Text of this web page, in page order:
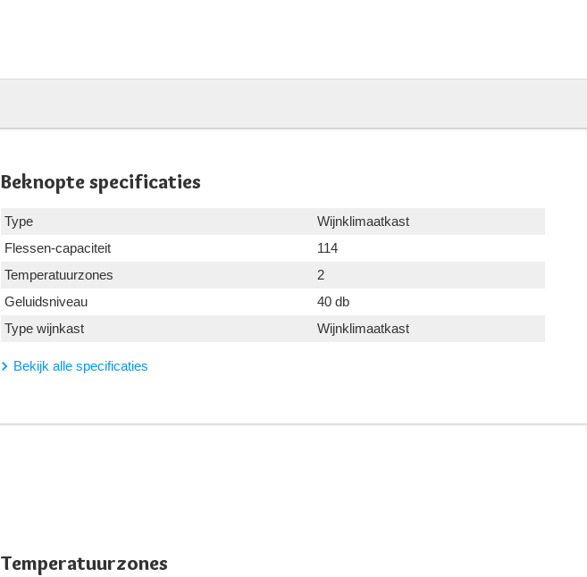
Beknopte specificaties
Type
Wijnklimaatkast
Flessen-capaciteit
114
Temperatuurzones
2
Geluidsniveau
40 db
Type wijnkast
Wijnklimaatkast
Bekijk alle specificaties
Temperatuurzones